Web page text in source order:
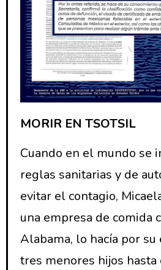
MORIR EN TSOTSIL
Cuando en el mundo se
reglas sanitarias y de
evitar el contagio,
una empresa de comida
Alabama, lo hacía por su
tres menores hijos